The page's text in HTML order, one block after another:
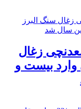
شدن ۲۰ معدنچی زغال
وارد بیست و